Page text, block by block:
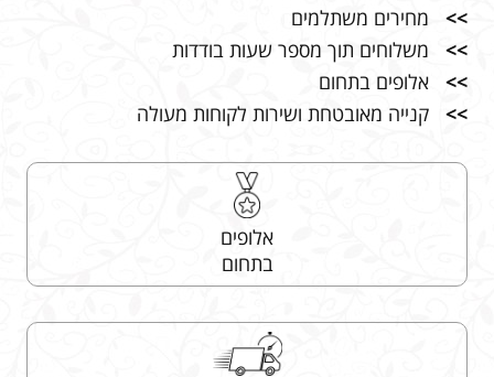
>>
מחירים משתלמים
>>
משלוחים תוך מספר שעות בודדות
>>
אלופים בתחום
>>
קנייה מאובטחת ושירות לקוחות מעולה
אלופים
בתחום